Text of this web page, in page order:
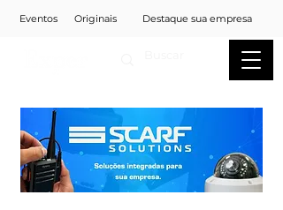
Eventos Originais Destaque sua empresa